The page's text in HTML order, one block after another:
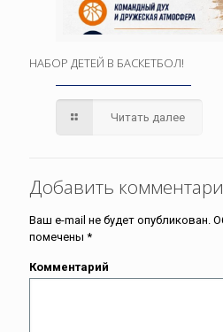
НАБОР ДЕТЕЙ В БАСКЕТБОЛ!
Читать далее
Добавить
Ваш e-mail не будет опубликован.
помечены *
Комментарий